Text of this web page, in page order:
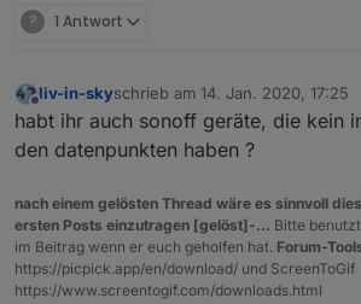
? 1 Antwort
Offline
liv-in-skyschrieb am 14. Jan. 2020, 17:25
zuletzt editiert von
habt ihr auch sonoff geräte, die kein
den datenpunkten haben ?
nach einem gelösten Thread wäre es sinnvoll
ersten Posts einzutragen [gelöst]-... Bitte
im Beitrag wenn er euch geholfen hat. Forum-
https://picpick.app/en/download/ und ScreenToGif
https://www.screentogif.com/downloads.html